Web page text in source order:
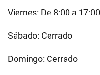
Viernes: De 8:00 a 17:00
Sábado: Cerrado
Domingo: Cerrado